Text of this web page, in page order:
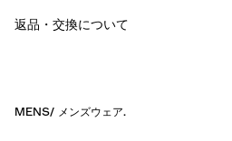
返品・交換について
MENS/ メンズウェア.